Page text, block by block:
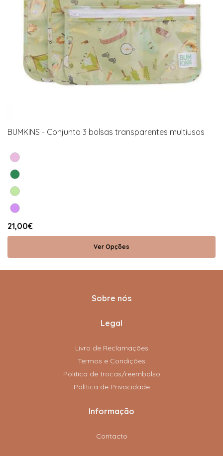
BUMKINS - Conjunto 3 bolsas transparentes multiusos
21,00€
Ver Opções
Sobre nós
Legal
Livro de Reclamações
Termos e Condições
Politica de trocas/reembolso
Política de Privacidade
Informação
Contacto